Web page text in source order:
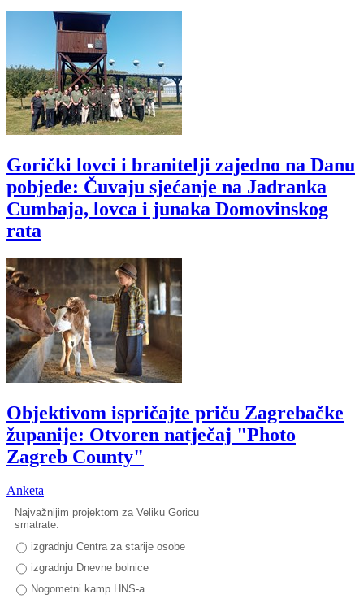
Gorički lovci i branitelji zajedno na Danu
pobjede: Čuvaju sjećanje na Jadranka
Cumbaja, lovca i junaka Domovinskog
rata
Objektivom ispričajte priču Zagrebačke
županije: Otvoren natječaj "Photo
Zagreb County"
Anketa
Najvažnijim projektom za Veliku Goricu
smatrate:
izgradnju Centra za starije osobe
izgradnju Dnevne bolnice
Nogometni kamp HNS-a